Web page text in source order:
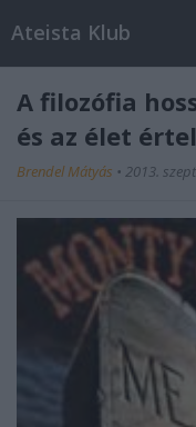
Ateista Klub
A filozófia
és az élet
Brendel Mátyás • 2013.